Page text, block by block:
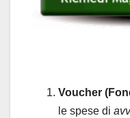
Voucher
le spese di